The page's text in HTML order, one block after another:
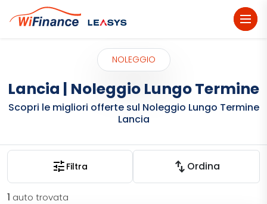
dehaze
NOLEGGIO
Lancia | Noleggio Lungo Termine
Scopri le migliori offerte sul Noleggio Lungo Termine
Lancia
tune Filtra swap_vert Ordina
1 auto trovata